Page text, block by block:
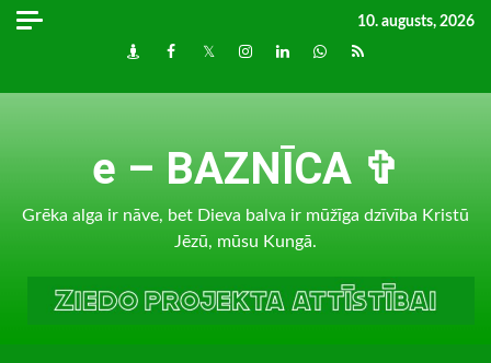
Skip
10. augusts, 2026
DraugiemFacebook
TwitterInstagram
LinkedInwhatsapp
RSS
e – BAZNĪCA ✞
Grēka alga ir nāve, bet Dieva balva ir mūžīga dzīvība Kristū
Jēzū, mūsu Kungā.